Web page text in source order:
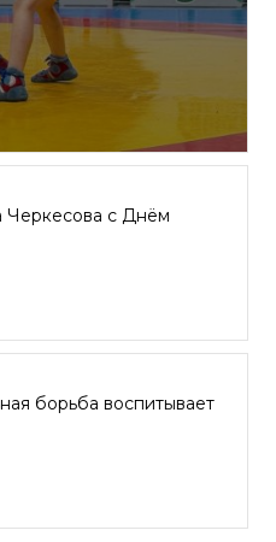
с Днём
борьба воспитывает